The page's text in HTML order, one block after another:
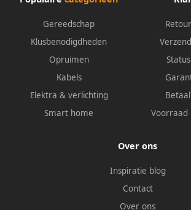
Gereedschap
Klusbenodigdheden
Opruimen
Kabels
Elektra & verlichting
Smart home
Voorraad
Over ons
Inspiratie blog
Contact
Over ons